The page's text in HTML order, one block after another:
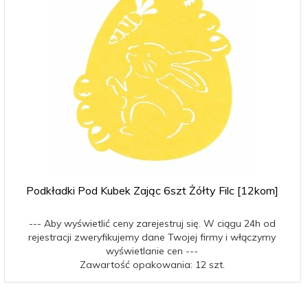
Podkładki Pod Kubek Zając 6szt Żółty Filc [12kom]
--- Aby wyświetlić ceny zarejestruj się. W ciągu 24h od
rejestracji zweryfikujemy dane Twojej firmy i włączymy
wyświetlanie cen ---
Zawartość opakowania: 12 szt.